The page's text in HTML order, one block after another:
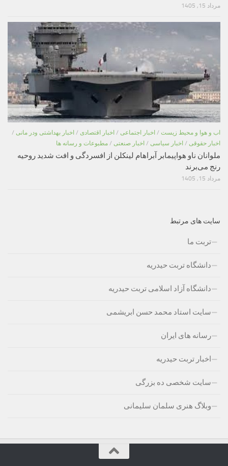
مرداد 15, 1405
اب و هوا و محیط زیست / اخبار اجتماعی / اخبار اقتصادی / اخبار بهداشتی ودر مانی /
اخبار حقوقی / اخبار سیاسی / اخبار صنعتی / مطبوعات و رسانه ها
ملوانان ناو هواپیمابر آبراهام لینکلن از افسردگی و افت شدید روحیه
رنج می‌برند
مرداد 15, 1405
سایت های مرتبط
تربت ما
دانشگاه تربت حیدریه
دانشگاه آزاد اسلامی تربت حیدریه
سایت استاد محمد حسن ابریشمی
رسانه های ایران
اخبار تربت حیدریه
سایت شخصی ده بزرگی
وبلاگ هنری سلمان سلیمانی